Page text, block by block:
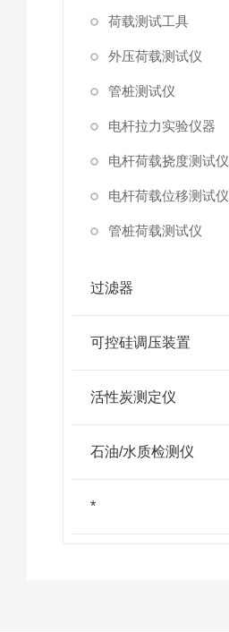
荷载测试工具
外压荷载测试仪
管桩测试仪
电杆拉力实验仪器
电杆荷载挠度测试仪
电杆荷载位移测试仪
管桩荷载测试仪
过滤器
可控硅调压装置
活性炭测定仪
石油/水质检测仪
*